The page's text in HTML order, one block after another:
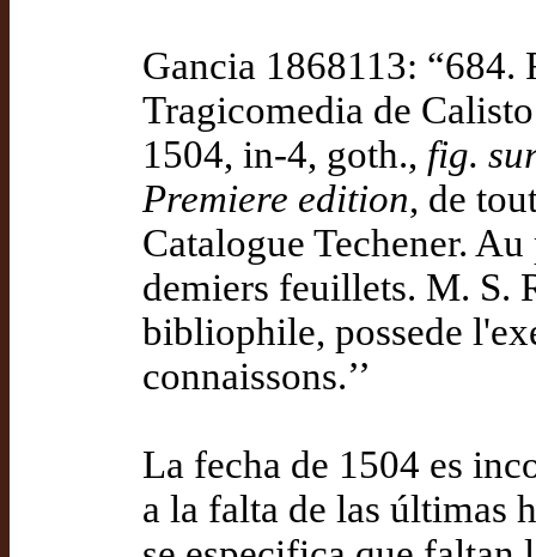
Gancia 1868113:
Tragicomedia de
1504, in-4, goth., fig.
Premiere edition, de
Catalogue Techener.
demiers feuillets. M. S.
bibliophile, possede
connaissons.’’
La fecha de 1504 es
a la falta de las últimas